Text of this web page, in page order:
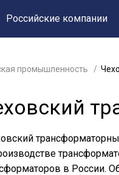
Российские компании
промышленность
в России.